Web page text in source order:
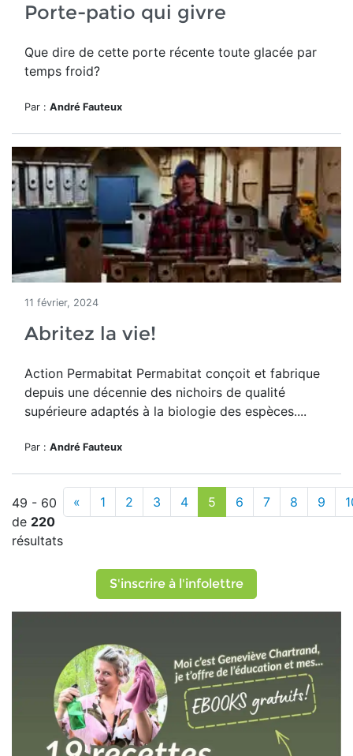
Porte-patio qui givre
Que dire de cette porte récente toute glacée par
temps froid?
Par : André Fauteux
11 février, 2024
Abritez la vie!
Action Permabitat Permabitat conçoit et fabrique
depuis une décennie des nichoirs de qualité
supérieure adaptés à la biologie des espèces....
Par : André Fauteux
49 - 60
de 220
résultats
« 1 2 3 4 5 6 7 8 9
S'inscrire à l'infolettre